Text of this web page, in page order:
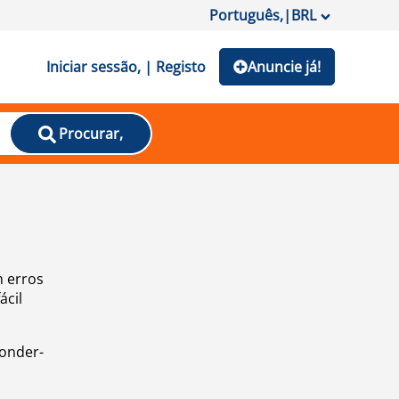
Português,|BRL
Iniciar sessão, | Registo Anuncie já!
Procurar,
erros